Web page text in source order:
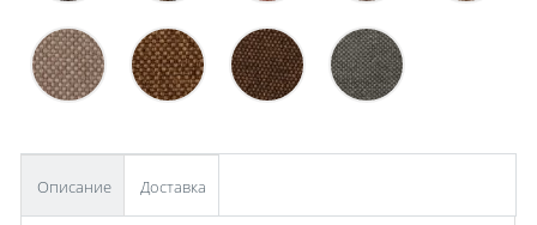
Описание Доставка